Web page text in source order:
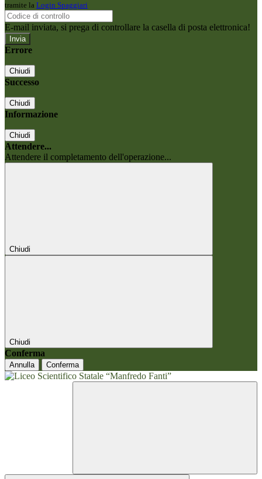
tramite la Login Spaggiari
E-mail inviata, si prega di controllare la casella di posta elettronica!
Errore
Chiudi
Successo
Chiudi
Informazione
Chiudi
Attendere...
Attendere il completamento dell'operazione...
Chiudi
Chiudi
Conferma
Annulla Conferma